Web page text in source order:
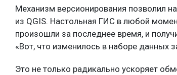
Механизм версионирования позволил
из QGIS. Настольная ГИС в любой
произошли за последнее время, и
«Вот, что изменилось в наборе данных
Это не только радикально ускоряет